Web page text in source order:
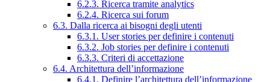
6.2.3. Ricerca tramite analytics
6.2.4. Ricerca sui forum
6.3. Dalla ricerca ai bisogni degli utenti
6.3.1. User stories per definire i contenuti
6.3.2. Job stories per definire i contenuti
6.3.3. Criteri di accettazione
6.4. Architettura dell’informazione
6.4.1. Definire l’architettura dell’informazione